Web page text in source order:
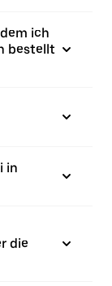
ich
bestellt
in
die